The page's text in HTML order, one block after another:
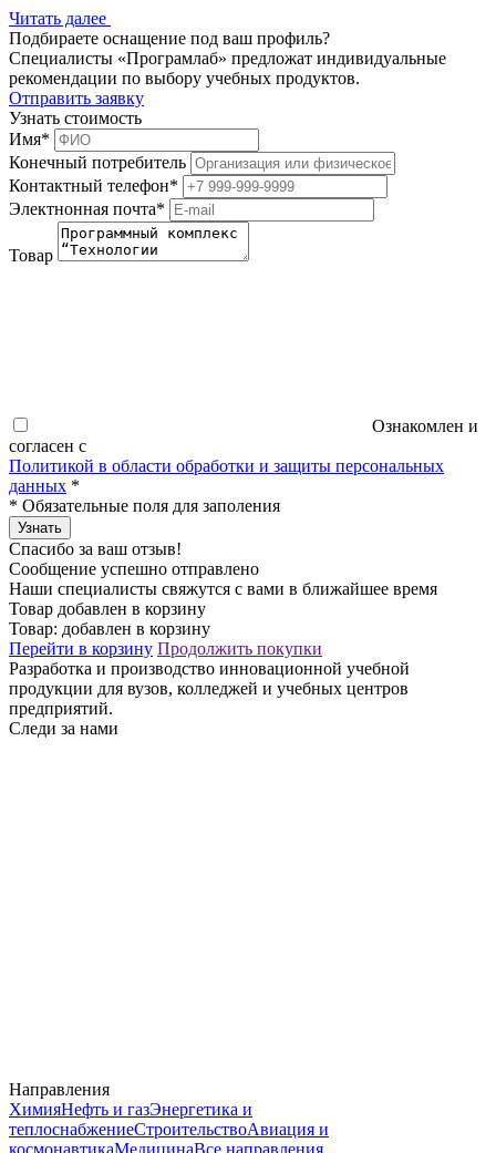
Читать далее
Подбираете оснащение под ваш профиль?
Специалисты «Програмлаб» предложат индивидуальные
рекомендации по выбору учебных продуктов.
Отправить заявку
Узнать стоимость
Имя*
Конечный потребитель
Контактный телефон*
Электнонная почта*
Товар
Ознакомлен и
согласен с
Политикой в области обработки и защиты персональных
данных *
* Обязательные поля для заполения
Узнать
Спасибо за ваш отзыв!
Сообщение успешно отправлено
Наши специалисты свяжутся с вами в ближайшее время
Товар добавлен в корзину
Товар: добавлен в корзину
Перейти в корзину Продолжить покупки
Разработка и производство инновационной учебной
продукции для вузов, колледжей и учебных центров
предприятий.
Следи за нами
Направления
ХимияНефть и газЭнергетика и
теплоснабжениеСтроительствоАвиация и
космонавтикаМедицинаВсе направления